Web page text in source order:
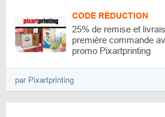
CODE RÉDUCTION
25% de remise et
première commande
promo Pixartprinting
par Pixartprinting